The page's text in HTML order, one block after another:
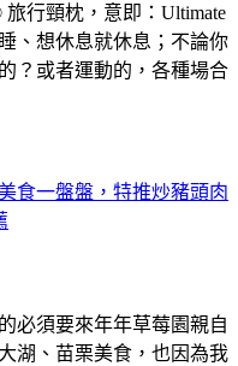
行頸枕，意即：Ultimate
、想休息就休息；不論你
？或者運動的，各種場合
食一盤盤，特推炒豬頭肉
必須要來年年草莓園親自
湖、苗栗美食，也因為我